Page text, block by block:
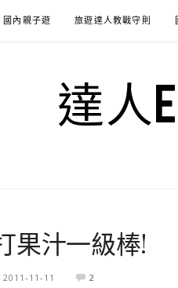
國內親子遊 旅遊達人教戰守則
達人
果汁一級棒!
2011-11-11 2